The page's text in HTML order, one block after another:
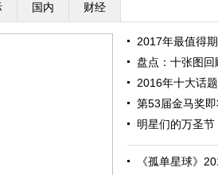
国内 财经
2017年最值得
盘点：十张图
2016年十大话
第53届金马奖
明星们的万圣
《孤单星球》